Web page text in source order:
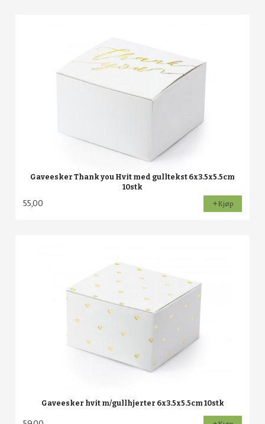
Gaveesker Thank you Hvit med gulltekst 6x3.5x5.5cm
10stk
55,00 Kjøp
Gaveesker hvit m/gullhjerter 6x3.5x5.5cm 10stk